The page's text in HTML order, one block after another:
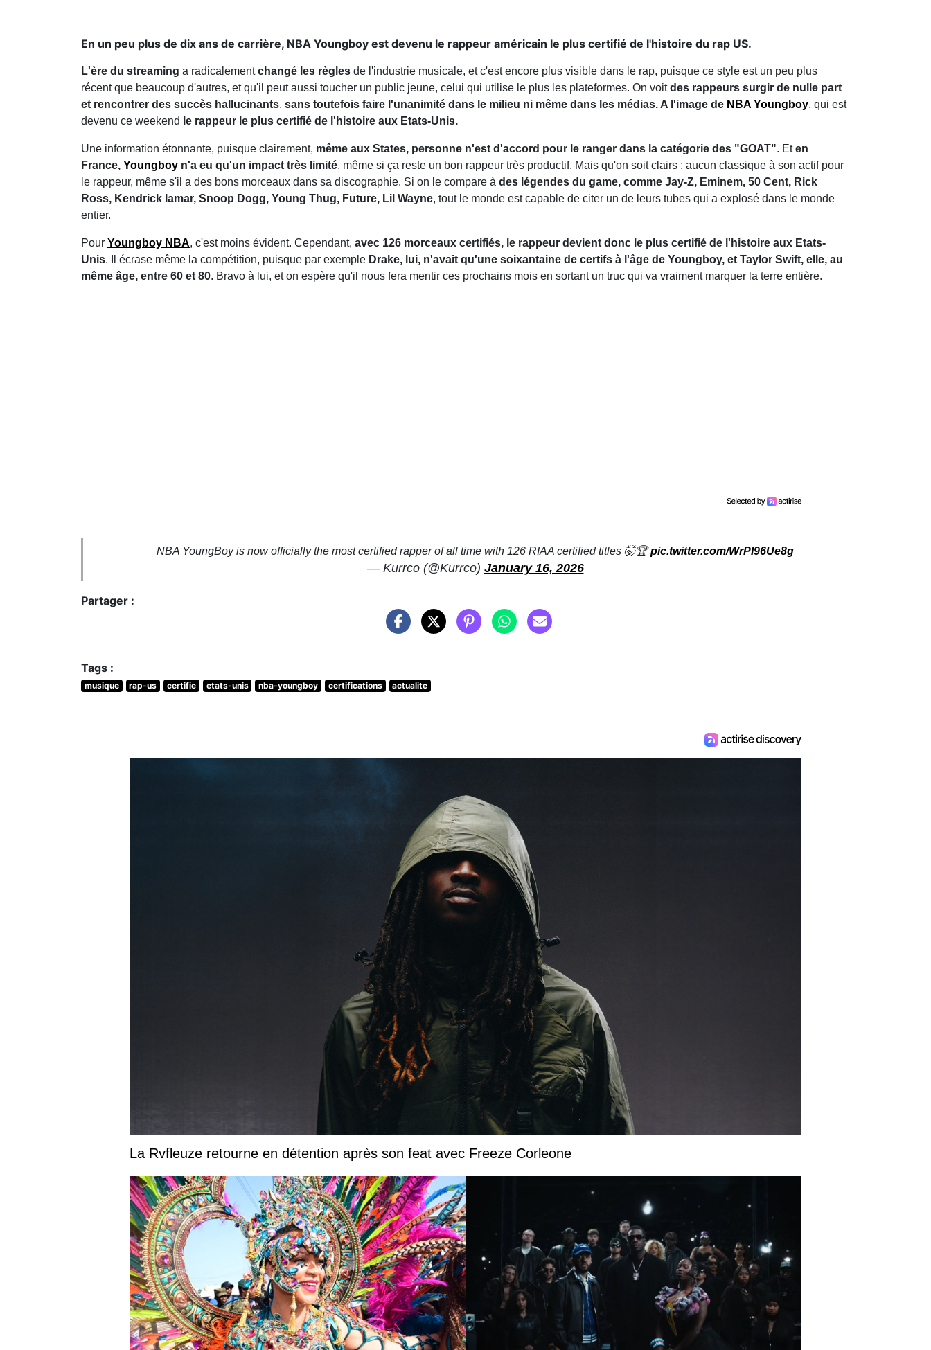
En un peu plus de dix ans de carrière, NBA Youngboy est devenu le rappeur américain le plus certifié de l'histoire du rap US.
L'ère du streaming a radicalementchangé les règles de l'industrie musicale, et c'est encore plus visible dans le rap, puisque ce style est un peu plus
récent que beaucoup d'autres, et qu'il peut aussi toucher un public jeune, celui qui utilise le plus les plateformes. On voitdes rappeurs surgir de nulle part
et rencontrer des succès hallucinants, sans toutefois faire l'unanimité dans le milieu ni même dans les médias. A l'image de NBA Youngboy, qui est
devenu ce weekend le rappeur le plus certifié de l'histoire aux Etats-Unis.
Une information étonnante, puisque clairement, même aux States, personne n'est d'accord pour le ranger dans la catégorie des "GOAT". Eten
France, Youngboy n'a eu qu'un impact très limité, même si ça reste un bon rappeur très productif. Mais qu'on soit clairs : aucun classique à son actif pour
le rappeur, même s'il a des bons morceaux dans sa discographie. Si on le compare à des légendes du game, comme Jay-Z, Eminem, 50 Cent, Rick
Ross, Kendrick lamar, Snoop Dogg, Young Thug, Future, Lil Wayne, tout le monde est capable de citer un de leurs tubes qui a explosé dans le monde
entier.
Pour Youngboy NBA, c'est moins évident. Cependant, avec 126 morceaux certifiés, le rappeur devient donc le plus certifié de l'histoire aux Etats-
Unis. Il écrase même la compétition, puisque par exemple Drake, lui, n'avait qu'une soixantaine de certifs à l'âge de Youngboy, et Taylor Swift, elle, au
même âge, entre 60 et 80. Bravo à lui, et on espère qu'il nous fera mentir ces prochains mois en sortant un truc qui va vraiment marquer la terre entière.
NBA YoungBoy is now officially the most certified rapper of all time with 126 RIAA certified titles 🤯🏆pic.twitter.com/WrPI96Ue8g
— Kurrco (@Kurrco) January 16, 2026
Partager :
Tags :
musique rap-us certifie etats-unis nba-youngboy certifications actualite
La Rvfleuze retourne en détention après son feat avec Freeze Corleone